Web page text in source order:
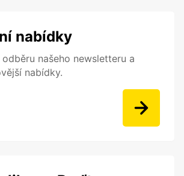
nabídky
našeho newsletteru a
nabídky.